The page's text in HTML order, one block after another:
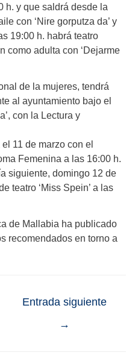
h. y que saldrá desde la
con ‘Nire gorputza da’ y
19:00 h. habrá teatro
como adulta con ‘Dejarme
de la mujeres, tendrá
al ayuntamiento bajo el
con la Lectura y
11 de marzo con el
Femenina a las 16:00 h.
siguiente, domingo 12 de
teatro ‘Miss Spein’ a las
de Mallabia ha publicado
recomendados en torno a
Entrada siguiente
→